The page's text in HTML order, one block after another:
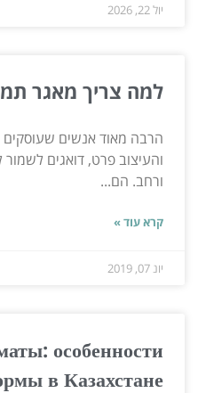
יול 22, 2026
למה צריך מאגר
הרבה מאוד אנשים
והעיצוב פרט, דואגים
ורחב. הם...
קרא עוד »
יונ 07, 2019
особенности
в Казахстане